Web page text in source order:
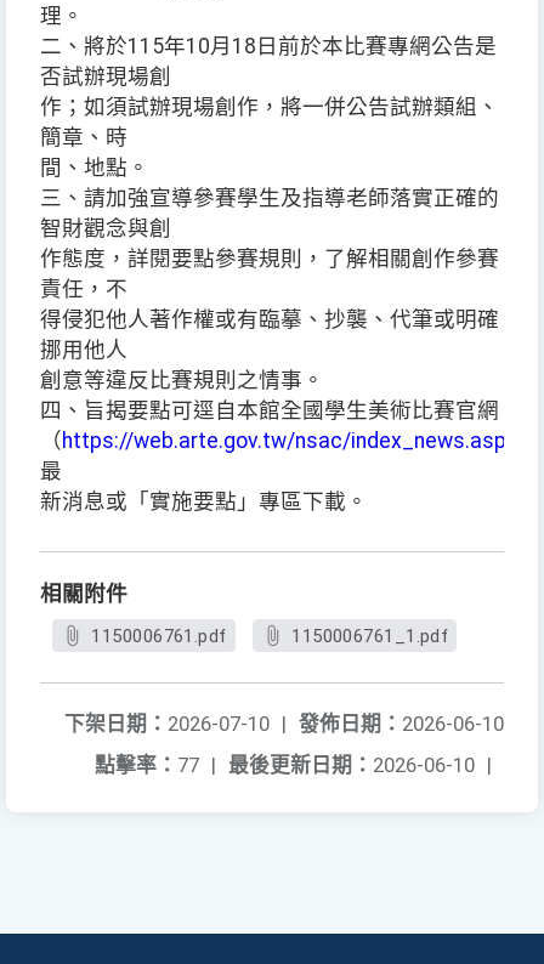
理。
二、將於115年10月18日前於本比賽專網公告是
否試辦現場創
作；如須試辦現場創作，將一併公告試辦類組、
簡章、時
間、地點。
三、請加強宣導參賽學生及指導老師落實正確的
智財觀念與創
作態度，詳閱要點參賽規則，了解相關創作參賽
責任，不
得侵犯他人著作權或有臨摹、抄襲、代筆或明確
挪用他人
創意等違反比賽規則之情事。
四、旨揭要點可逕自本館全國學生美術比賽官網
（ https://web.arte.gov.tw/nsac/index_news.aspx
最
新消息或「實施要點」專區下載。
相關附件
1150006761.pdf 1150006761_1.pdf
發佈日期： 2026-06-10
下架日期： 2026-07-10 |
最後更新日期： 2026-06-10 |
點擊率： 77 |